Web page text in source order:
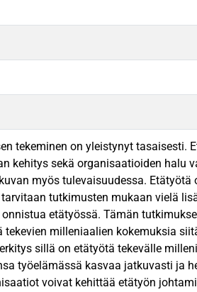
tekeminen on yleistynyt tasaisesti.
kehitys sekä organisaatioiden halu
myös tulevaisuudessa.
tutkimusten mukaan vielä
etätyössä. Tämän
milleniaalien kokemuksia
sillä on etätyötä tekevälle
työelämässä kasvaa jatkuvasti ja
voivat kehittää etätyön